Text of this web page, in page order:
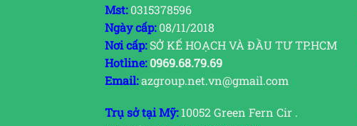
Mst:0315378596
Ngày cấp:08/11/2018
Nơi cấp:SỞ KẾ HOẠCH VÀ ĐẦU TƯ TP.HCM
Hotline: 0969.68.79.69
Email:azgroup.net.vn@gmail.com
Trụ sở tại Mỹ:10052 Green Fern Cir .